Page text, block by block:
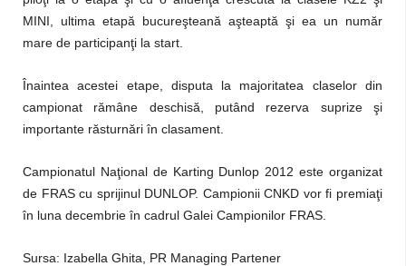
MINI, ultima etapă bucureşteană aşteaptă şi ea un număr
mare de participanţi la start.
Înaintea acestei etape, disputa la majoritatea claselor din
campionat rămâne deschisă, putând rezerva suprize şi
importante răsturnări în clasament.
Campionatul Naţional de Karting Dunlop 2012 este organizat
de FRAS cu sprijinul DUNLOP. Campionii CNKD vor fi premiaţi
în luna decembrie în cadrul Galei Campionilor FRAS.
Sursa: Izabella Ghita, PR Managing Partener